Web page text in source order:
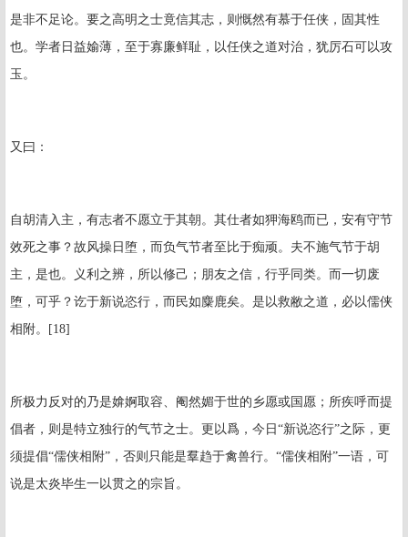
是非不足论。要之高明之士竟信其志，则慨然有慕于任侠，固其性
也。学者日益媮薄，至于寡廉鲜耻，以任侠之道对治，犹厉石可以攻
玉。
又曰：
自胡清入主，有志者不愿立于其朝。其仕者如狎海鸥而已，安有守节
效死之事？故风操日堕，而负气节者至比于痴顽。夫不施气节于胡
主，是也。义利之辨，所以修己；朋友之信，行乎同类。而一切废
堕，可乎？讫于新说恣行，而民如麋鹿矣。是以救敝之道，必以儒侠
相附。[18]
所极力反对的乃是媕婀取容、阉然媚于世的乡愿或国愿；所疾呼而提
倡者，则是特立独行的气节之士。更以爲，今日“新说恣行”之际，更
须提倡“儒侠相附”，否则只能是羣趋于禽兽行。“儒侠相附”一语，可
说是太炎毕生一以贯之的宗旨。